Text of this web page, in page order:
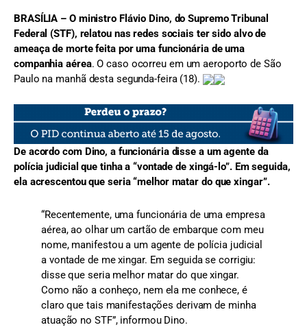
BRASÍLIA – O ministro Flávio Dino, do Supremo Tribunal
Federal (STF), relatou nas redes sociais ter sido alvo de
ameaça de morte feita por uma funcionária de uma
companhia aérea. O caso ocorreu em um aeroporto de São
Paulo na manhã desta segunda-feira (18).
De acordo com Dino, a funcionária disse a um agente da
polícia judicial que tinha a “vontade de xingá-lo”. Em seguida,
ela acrescentou que seria “melhor matar do que xingar”.
“Recentemente, uma funcionária de uma empresa
aérea, ao olhar um cartão de embarque com meu
nome, manifestou a um agente de polícia judicial
a vontade de me xingar. Em seguida se corrigiu:
disse que seria melhor matar do que xingar.
Como não a conheço, nem ela me conhece, é
claro que tais manifestações derivam de minha
atuação no STF”, informou Dino.